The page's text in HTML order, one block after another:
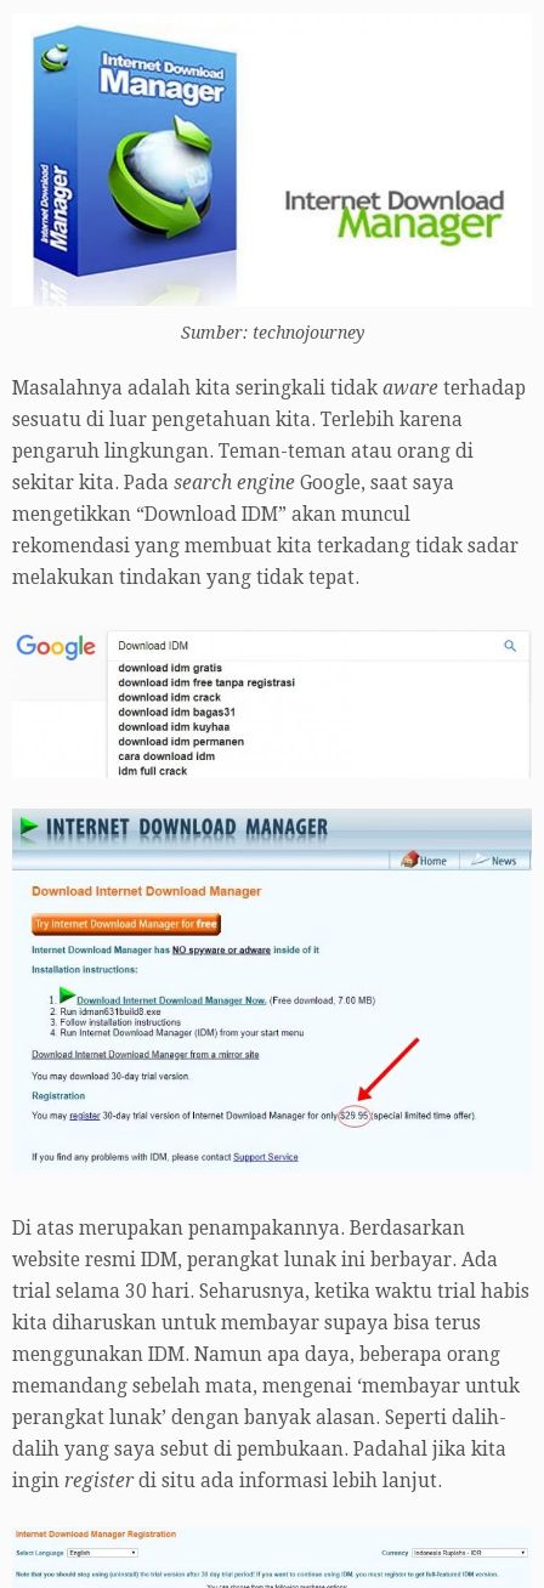
Sumber: technojourney
Masalahnya adalah kita seringkali tidak aware terhadap
sesuatu di luar pengetahuan kita. Terlebih karena
pengaruh lingkungan. Teman-teman atau orang di
sekitar kita. Pada search engine Google, saat saya
mengetikkan “Download IDM” akan muncul
rekomendasi yang membuat kita terkadang tidak sadar
melakukan tindakan yang tidak tepat.
Di atas merupakan penampakannya. Berdasarkan
website resmi IDM, perangkat lunak ini berbayar. Ada
trial selama 30 hari. Seharusnya, ketika waktu trial habis
kita diharuskan untuk membayar supaya bisa terus
menggunakan IDM. Namun apa daya, beberapa orang
memandang sebelah mata, mengenai ‘membayar untuk
perangkat lunak’ dengan banyak alasan. Seperti dalih-
dalih yang saya sebut di pembukaan. Padahal jika kita
ingin registerdi situ ada informasi lebih lanjut.